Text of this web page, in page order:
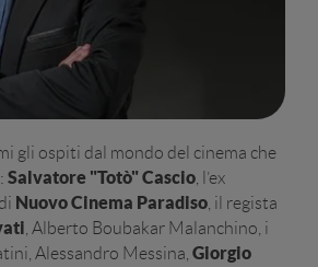
gli ospiti dal mondo del cinema che
Salvatore "Totò" Cascio , l’ex
Nuovo Cinema Paradiso , il regista
, Alberto Boubakar Malanchino, i
Alessandro Messina, Giorgio